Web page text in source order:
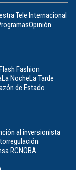
Tele Internacional
Opinión
Fashion
La NocheLa Tarde
de Estado
al inversionista
RCNOBA